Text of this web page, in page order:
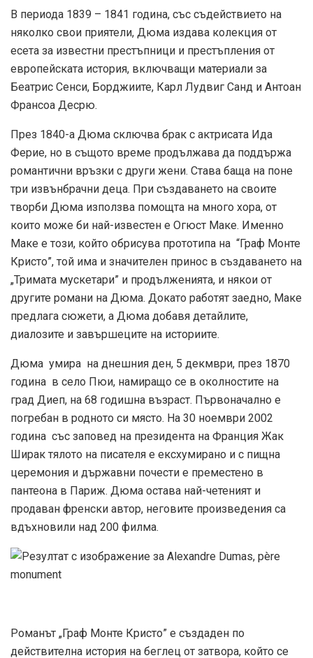
В периода 1839 – 1841 година, със съдействието на
няколко свои приятели, Дюма издава колекция от
есета за известни престъпници и престъпления от
европейската история, включващи материали за
Беатрис Сенси, Борджиите, Карл Лудвиг Санд и Антоан
Франсоа Десрю.
През 1840-а Дюма сключва брак с актрисата Ида
Ферие, но в същото време продължава да поддържа
романтични връзки с други жени. Става баща на поне
три извънбрачни деца. При създаването на своите
творби Дюма използва помощта на много хора, от
които може би най-известен е Огюст Маке. Именно
Маке е този, който обрисува прототипа на “Граф Монте
Кристо”, той има и значителен принос в създаването на
„Тримата мускетари” и продълженията, и някои от
другите романи на Дюма. Докато работят заедно, Маке
предлага сюжети, а Дюма добавя детайлите,
диалозите и завършеците на историите.
Дюма умира на днешния ден, 5 декмври, през 1870
година в село Пюи, намиращо се в околностите на
град Диеп, на 68 годишна възраст. Първоначално е
погребан в родното си място. На 30 ноември 2002
година със заповед на президента на Франция Жак
Ширак тялото на писателя е ексхумирано и с пищна
церемония и държавни почести е преместено в
пантеона в Париж. Дюма остава най-четеният и
продаван френски автор, неговите произведения са
вдъхновили над 200 филма.
Романът „Граф Монте Кристо” е създаден по
действителна история на беглец от затвора, който се